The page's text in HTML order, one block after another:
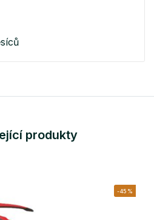
produkty
-45%